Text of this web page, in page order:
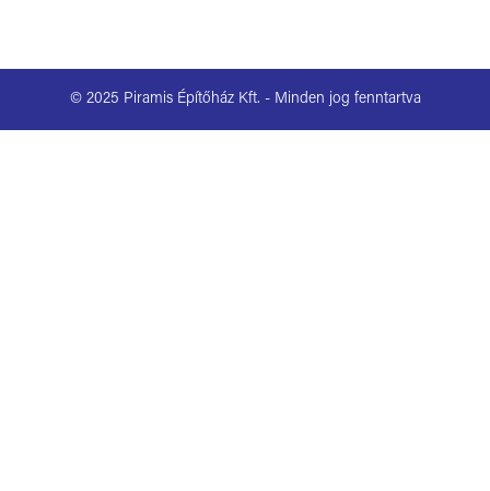
© 2025 Piramis Építőház Kft. - Minden jog fenntartva